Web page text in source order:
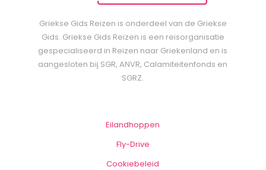
Griekse Gids Reizen is onderdeel van de Griekse
Gids. Griekse Gids Reizen is een reisorganisatie
gespecialiseerd in Reizen naar Griekenland en is
aangesloten bij SGR, ANVR, Calamiteitenfonds en
SGRZ.
Eilandhoppen
Fly-Drive
Cookiebeleid